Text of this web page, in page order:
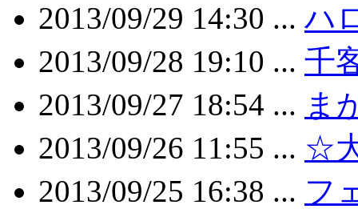
2013/09/29 14:30 ...ハ
2013/09/28 19:10 ... 千
2013/09/27 18:54 ... ま
2013/09/26 11:55 ... ☆
2013/09/25 16:38 ... フ